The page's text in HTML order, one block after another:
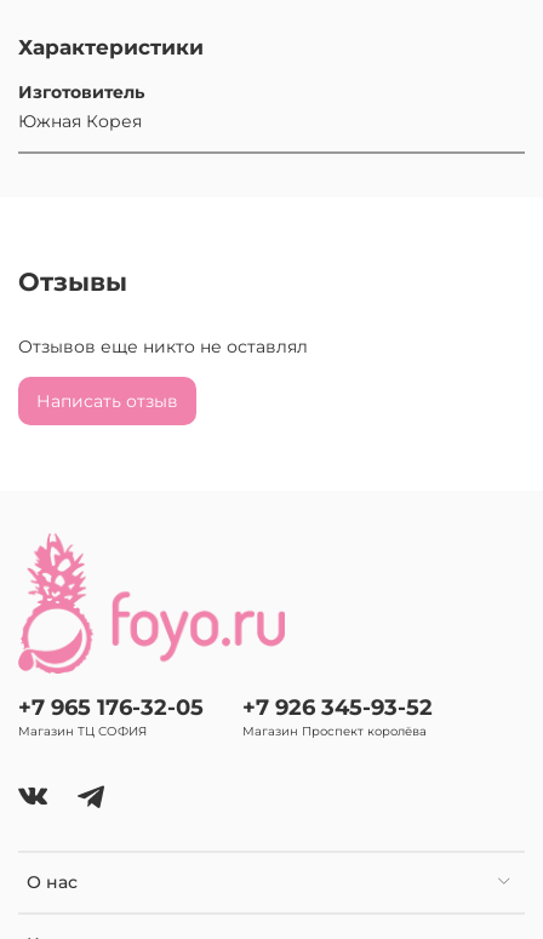
Характеристики
Изготовитель
Южная Корея
Отзывы
Отзывов еще никто не оставлял
Написать отзыв
О нас
+7 965 176-32-05
Магазин ТЦ СОФИЯ
+7 926 345-93-52
Магазин Проспект королёва